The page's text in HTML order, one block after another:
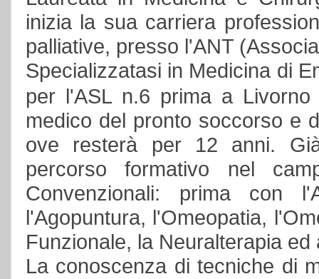
inizia la sua carriera
palliative, presso l'ANT
Specializzatasi in Medicina di
per l'ASL n.6 prima a
medico del pronto soccorso e
ove resterà per 12 anni.
percorso formativo nel
Convenzionali: prima con
l'Agopuntura, l'Omeopatia,
Funzionale, la Neuralterapia ed
La conoscenza di tecniche di